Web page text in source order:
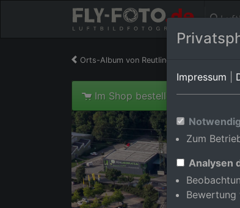
Orts-Album von Reutlingen/Betzingen
Im Shop bestellen
Impressum
Notwendig
Zum
Analysen
Bewertung